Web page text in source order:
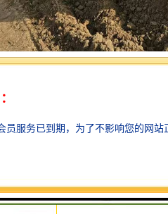
产体系和质量管理体系。厂家注重